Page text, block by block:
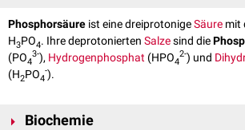
Phosphorsäure ist eine dreiprotonigeSäure mit
H3PO4. Ihre deprotonierten Salzesind die
(PO4
3-), Hydrogenphosphat (HPO4
2-) und
(H2PO4
-).
Biochemie